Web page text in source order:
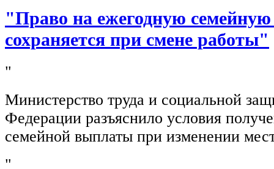
"Право на ежегодную
сохраняется при смене работы"
"
Министерство труда и социальной
Федерации разъяснило условия
семейной выплаты при изменении
"